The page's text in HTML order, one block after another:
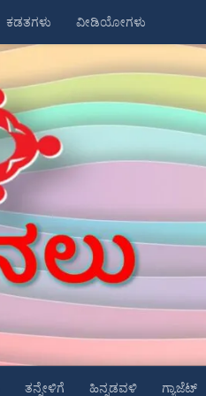
ಕಡತಗಳು ವೀಡಿಯೋಗಳು
ತನ್ನೇಳಿಗೆ ಹಿನ್ನಡವಳಿ ಗ್ಯಾಜೆಟ್